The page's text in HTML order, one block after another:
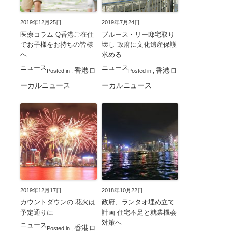
2019年12月25日
医療コラム Q香港ご在住
でお子様をお持ちの皆様
へ
Posted in
ニュース
香港ロ
ーカルニュース
2019年7月24日
ブルース・リー邸宅取り
壊し 政府に文化遺産保護
求める
Posted in
ニュース
香港ロ
ーカルニュース
2019年12月17日
カウントダウンの 花火は
予定通りに
Posted in
ニュース
香港ロ
2018年10月22日
政府、ランタオ埋め立て
計画 住宅不足と就業機会
対策へ